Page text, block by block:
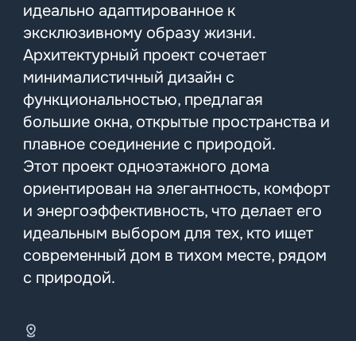
идеально адаптированное к
эксклюзивному образу жизни.
Архитектурный проект сочетает
минималистичный дизайн с
функциональностью, предлагая
большие окна, открытые пространства и
плавное соединение с природой.
Этот проект одноэтажного дома
ориентирован на элегантность, комфорт
и энергоэффективность, что делает его
идеальным выбором для тех, кто ищет
современный дом в тихом месте, рядом
с природой.